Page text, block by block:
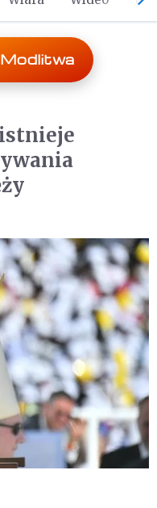
Modlitwa
istnieje